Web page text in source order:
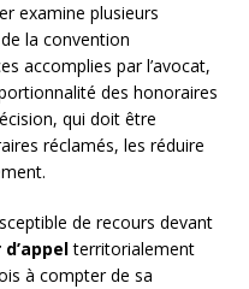
examine plusieurs
la convention
accomplies par l’avocat,
des honoraires
qui doit être
réclamés, les réduire
de recours devant
territorialement
à compter de sa